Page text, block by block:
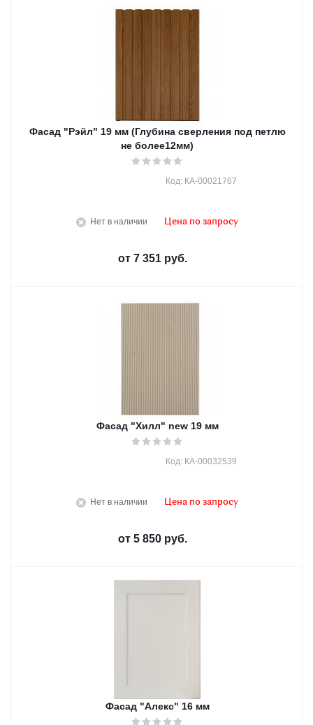
Фасад "Рэйл" 19 мм (Глубина сверления под петлю
не более12мм)
Нет в наличии
Код: КА-00021767
Цена по запросу
от 7 351 руб.
Фасад "Хилл" new 19 мм
Нет в наличии
Код: КА-00032539
Цена по запросу
от 5 850 руб.
Фасад "Алекс" 16 мм